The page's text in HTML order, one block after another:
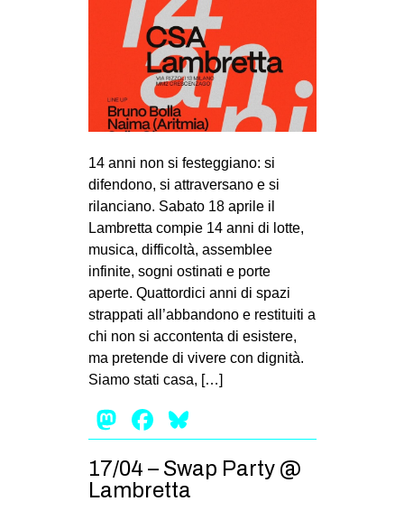
14 anni non si festeggiano: si
difendono, si attraversano e si
rilanciano. Sabato 18 aprile il
Lambretta compie 14 anni di lotte,
musica, difficoltà, assemblee
infinite, sogni ostinati e porte
aperte. Quattordici anni di spazi
strappati all’abbandono e restituiti a
chi non si accontenta di esistere,
ma pretende di vivere con dignità.
Siamo stati casa, […]
Mastodon
Facebook
17/04 – Swap Party @
Lambretta